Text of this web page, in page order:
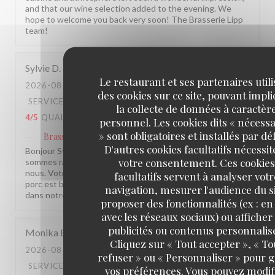
Le restaurant et ses partenaires
des cookies sur ce site, pouvant
la collecte de données à
personnel. Les cookies dits «
» sont obligatoires et installés par
D'autres cookies facultatifs
votre consentement. Ces cookies
facultatifs servent à analyser
navigation, mesurer l'audience du
proposer des fonctionnalités (ex :
avec les réseaux sociaux) ou afficher
publicités ou contenus
Cliquez sur « Tout accepter », «
refuser » ou « Personnaliser » pour
vos préférences. Vous pouvez
and that our wine selection added to the evening. We
hope to welcome you back very soon! The Brasserie Lipp
team!
Sylvie D
2026-08-02
- 14:00 - COUVERTS 4
SERVICE
AMBIANCE: 4/5 CUISINE:
4/5 QUALITÉ / PRIX
Brasserie Lipp
a répondu à cet avis
Bonjour Sylvie, Merci pour ce retour sincère ! Nous
sommes ravis que vous ayez passé un bon moment chez
nous. Votre remarque sur l'assaisonnement du pied de
porc est bien notée et transmise en cuisine. À très bientôt
dans notre établissement ! L'équipe de la Brasserie Lipp !
Monika B
2026-08-02
- 14:00 - COUVERTS 2
SERVICE
: 5/5 CUISINE: